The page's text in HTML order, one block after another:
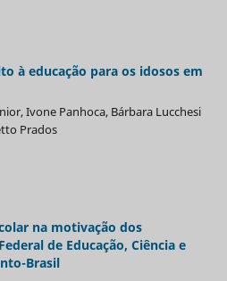
à educação para os idosos em
Ivone Panhoca, Bárbara Lucchesi
Prados
na motivação dos
de Educação, Ciência e
Brasil